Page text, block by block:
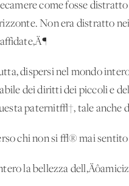
come fosse
Non era distratto
dispersi nel mondo
dei diritti dei piccoli e
paternit√†, tale anche
chi non si √® mai sentito
la bellezza